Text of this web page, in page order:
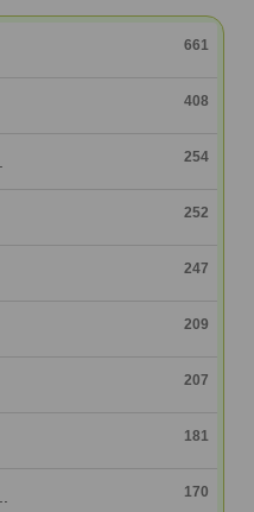
661
408
254
252
247
209
207
181
170